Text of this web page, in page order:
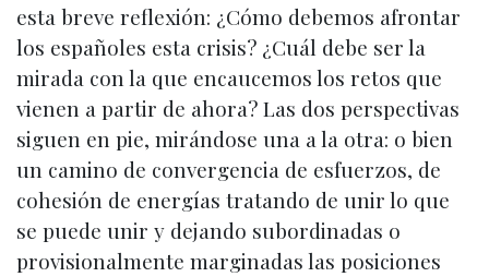
esta breve reflexión: ¿Cómo debemos afrontar
los españoles esta crisis? ¿Cuál debe ser la
mirada con la que encaucemos los retos que
vienen a partir de ahora? Las dos perspectivas
siguen en pie, mirándose una a la otra: o bien
un camino de convergencia de esfuerzos, de
cohesión de energías tratando de unir lo que
se puede unir y dejando subordinadas o
provisionalmente marginadas las posiciones